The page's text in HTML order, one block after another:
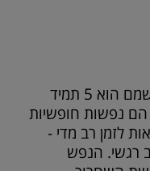
אנשים שהערך הנומרולוגי של שמם הוא 5 תמיד
נפשות חופשיות
לזמן רב מדי -
רגשי. הנפש